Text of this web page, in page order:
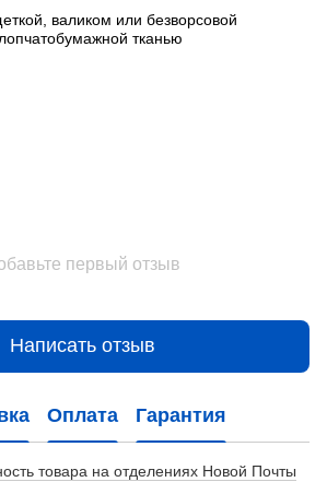
валиком или безворсовой
тканью
первый отзыв
Написать отзыв
Оплата Гарантия
товара на отделениях Новой Почты